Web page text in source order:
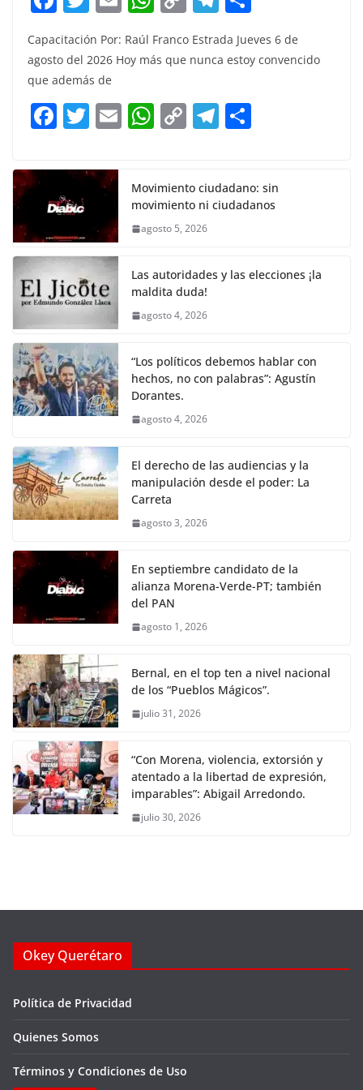
a
c
e
b
o
k
itt
er
m
ai at
A
p
p
Li
n
el
e
a
m
ar
e
Capacitación Por: Raúl Franco Estrada Jueves 6 de
agosto del 2026 Hoy más que nunca estoy convencido
que además de
F
c
e
b
o
o
k
T
itt
er
E W
s
A
p
C
y
Li
k
T
gr
a
e
Movimiento ciudadano: sin
movimiento ni ciudadanos
agosto 5, 2026
Las autoridades y las elecciones ¡la
maldita duda!
agosto 4, 2026
“Los políticos debemos hablar con
hechos, no con palabras”: Agustín
Dorantes.
agosto 4, 2026
El derecho de las audiencias y la
manipulación desde el poder: La
Carreta
agosto 3, 2026
En septiembre candidato de la
alianza Morena-Verde-PT; también
del PAN
agosto 1, 2026
Bernal, en el top ten a nivel nacional
de los “Pueblos Mágicos”.
julio 31, 2026
“Con Morena, violencia, extorsión y
atentado a la libertad de expresión,
imparables”: Abigail Arredondo.
julio 30, 2026
Okey Querétaro
Política de Privacidad
Quienes Somos
Términos y Condiciones de Uso